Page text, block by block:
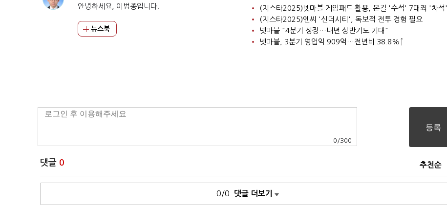
안녕하세요, 이범종입니다.
뉴스북
(지스타2025)넷마블 게임패드 활용, 몬길 '수석' 7대죄 '차석'
(지스타2025)엔씨 '신더시티', 독보적 전투 경험 필요
넷마블 "4분기 성장…내년 상반기도 기대"
넷마블, 3분기 영업익 909억…전년비 38.8%↑
0 /300
댓글 0 추천순
0/0 댓글 더보기